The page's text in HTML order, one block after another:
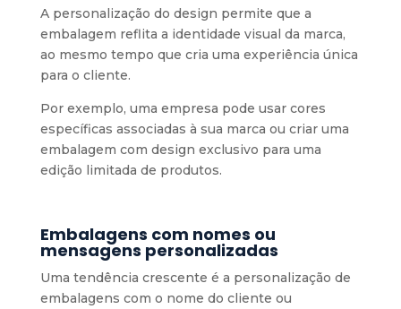
A personalização do design permite que a
embalagem reflita a identidade visual da marca,
ao mesmo tempo que cria uma experiência única
para o cliente.
Por exemplo, uma empresa pode usar cores
específicas associadas à sua marca ou criar uma
embalagem com design exclusivo para uma
edição limitada de produtos.
Embalagens com nomes ou
mensagens personalizadas
Uma tendência crescente é a personalização de
embalagens com o nome do cliente ou